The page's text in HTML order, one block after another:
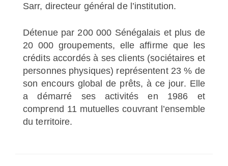
Sarr, directeur général de l’institution.
Détenue par 200 000 Sénégalais et plus de
20 000 groupements, elle affirme que les
crédits accordés à ses clients (sociétaires et
personnes physiques) représentent 23 % de
son encours global de prêts, à ce jour. Elle
a démarré ses activités en 1986 et
comprend 11 mutuelles couvrant l’ensemble
du territoire.